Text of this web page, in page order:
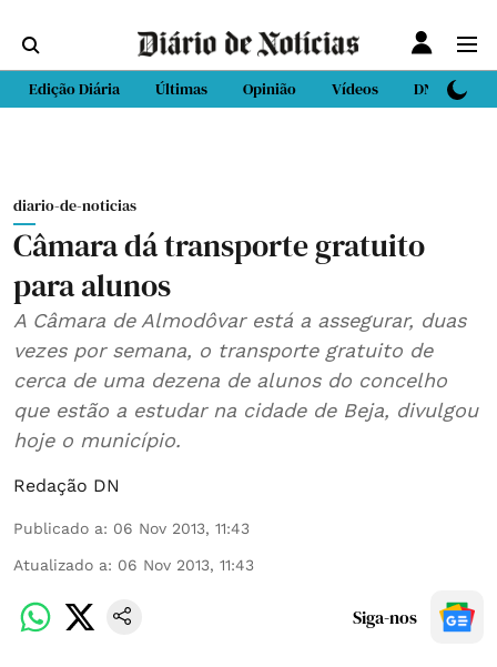
Edição Diária Últimas Opinião Vídeos DN Sport
diario-de-noticias
Câmara dá transporte gratuito
para alunos
A Câmara de Almodôvar está a assegurar, duas
vezes por semana, o transporte gratuito de
cerca de uma dezena de alunos do concelho
que estão a estudar na cidade de Beja, divulgou
hoje o município.
Redação DN
Publicado a: 06 Nov 2013, 11:43
Atualizado a: 06 Nov 2013, 11:43
Siga-nos